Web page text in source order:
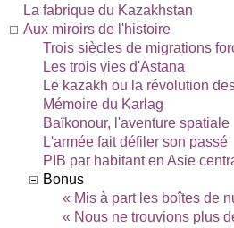
La fabrique du Kazakhstan
Aux miroirs de l'histoire
Trois siècles de migrations
Les trois vies d'Astana
Le kazakh ou la révolution
Mémoire du Karlag
Baïkonour, l'aventure spatiale
L'armée fait défiler son passé
PIB par habitant en Asie
Bonus
« Mis à part les boîtes de
« Nous ne trouvions plus